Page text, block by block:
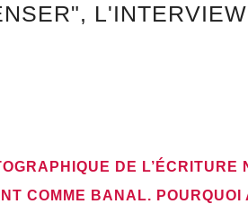
L'INTERVIEW
DE L’ÉCRITURE
COMME BANAL. POURQUOI